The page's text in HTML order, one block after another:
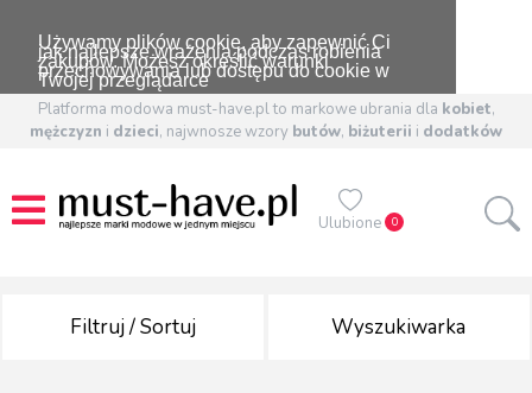
Używamy plików cookie, aby zapewnić Ci
jak najlepsze wrażenia podczas robienia
zakupów. Możesz określić warunki
przechowywania lub dostępu do cookie w
Twojej przeglądarce
Platforma modowa must-have.pl to markowe ubrania dla kobiet,
mężczyzn i dzieci, najwnosze wzory butów, biżuterii i dodatków
Ulubione 0
Filtruj / Sortuj Wyszukiwarka